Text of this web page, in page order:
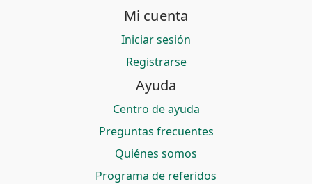
Mi cuenta
Iniciar sesión
Registrarse
Ayuda
Centro de ayuda
Preguntas frecuentes
Quiénes somos
Programa de referidos